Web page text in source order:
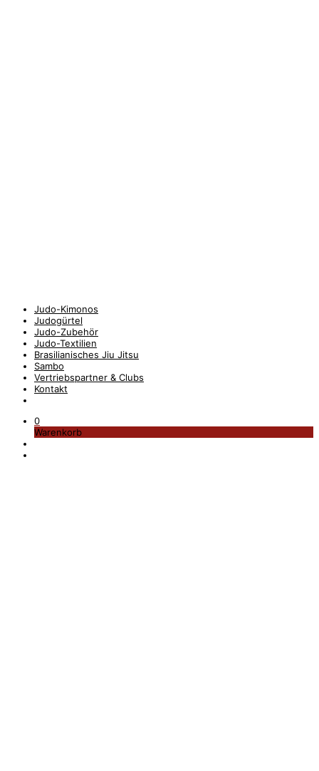
Judo-Kimonos
Judogürtel
Judo-Zubehör
Judo-Textilien
Brasilianisches Jiu Jitsu
Sambo
Vertriebspartner & Clubs
Kontakt
0
Warenkorb